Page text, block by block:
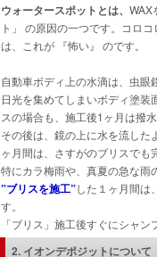
ウォータースポットとは、 WAX
ト」 の原因の一つです。コロ
は、これが 『怖い』 のです。
自動車ボディ上の水滴は、虫
日光を集めてしまいボディ塗
スの場合も、施工後1ヶ月は撥
その後は、鏡の上に水を流し
ヶ月間は、さすがのブリスで
特にカラ梅雨や、真夏の急な雨
”ブリスを施工”した１ヶ月間は
す。
「ブリス」施工後すぐにシャ
2. イオンデポジットについて